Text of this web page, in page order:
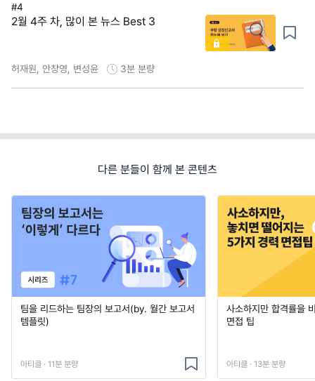
#4
2월 4주 차, 많이 본 뉴스 Best 3
허재원, 안창영, 변성윤 3분 분량
다른 분들이 함께 본 콘텐츠
팀을 리드하는 팀장의 보고서(by. 월간 보고서
템플릿)
아티클 · 11분 분량
사소하지만 합격률을
면접 팁
아티클 · 13분 분량